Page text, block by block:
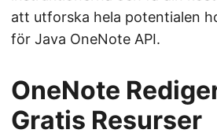
att utforska hela potentialen
för Java OneNote API.
OneNote
Gratis Resurser